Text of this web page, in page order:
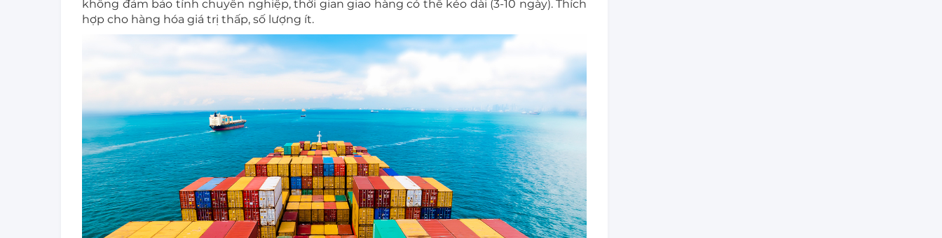
không đảm bảo tính chuyên nghiệp, thời gian giao hàng có thể kéo dài (3-10 ngày). Thích
hợp cho hàng hóa giá trị thấp, số lượng ít.